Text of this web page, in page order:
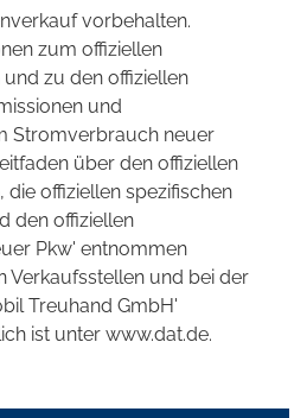
vorbehalten.
zum offiziellen
zu den offiziellen
und
Stromverbrauch neuer
über den offiziellen
offiziellen spezifischen
den offiziellen
Pkw' entnommen
Verkaufsstellen und bei der
Treuhand GmbH'
ist unter www.dat.de.